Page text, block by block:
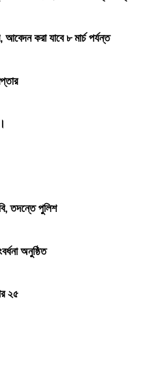
করা যাবে ৮ মার্চ পর্যন্ত
তদন্তে পুলিশ
অনুষ্ঠিত
২৫